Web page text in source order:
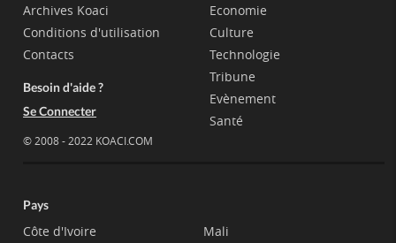
Archives Koaci
Conditions d'utilisation
Contacts
Besoin d'aide ?
Se Connecter
© 2008 - 2022 KOACI.COM
Economie
Culture
Technologie
Tribune
Evènement
Santé
Pays
Côte d'Ivoire
Mali